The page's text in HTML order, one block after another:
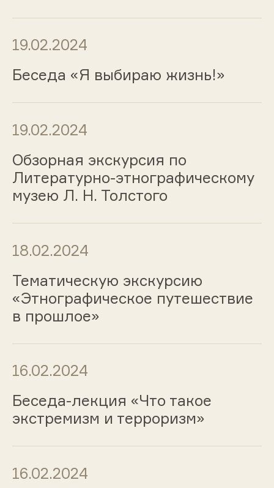
19.02.2024
Беседа «Я выбираю жизнь!»
19.02.2024
Обзорная экскурсия по
Литературно-этнографическому
музею Л. Н. Толстого
18.02.2024
Тематическую экскурсию
«Этнографическое путешествие
в прошлое»
16.02.2024
Беседа-лекция «Что такое
экстремизм и терроризм»
16.02.2024